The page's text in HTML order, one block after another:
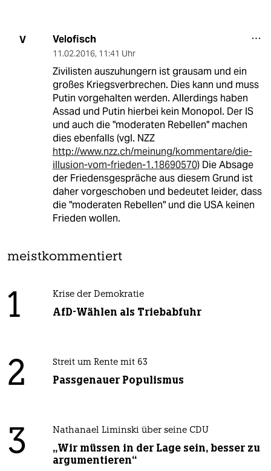
V Velofisch
11.02.2016, 11:41 Uhr
Zivilisten auszuhungern ist grausam und ein
großes Kriegsverbrechen. Dies kann und muss
Putin vorgehalten werden. Allerdings haben
Assad und Putin hierbei kein Monopol. Der IS
und auch die "moderaten Rebellen" machen
dies ebenfalls (vgl. NZZ
http://www.nzz.ch/meinung/kommentare/die-
illusion-vom-frieden-1.18690570) Die Absage
der Friedensgespräche aus diesem Grund ist
daher vorgeschoben und bedeutet leider, dass
die "moderaten Rebellen" und die USA keinen
Frieden wollen.
meistkommentiert
1 Krise der Demokratie
AfD-Wählen als Triebabfuhr
2 Streit um Rente mit 63
Passgenauer Populismus
3 Nathanael Liminski über seine CDU
„Wir müssen in der Lage sein, besser zu
argumentieren“